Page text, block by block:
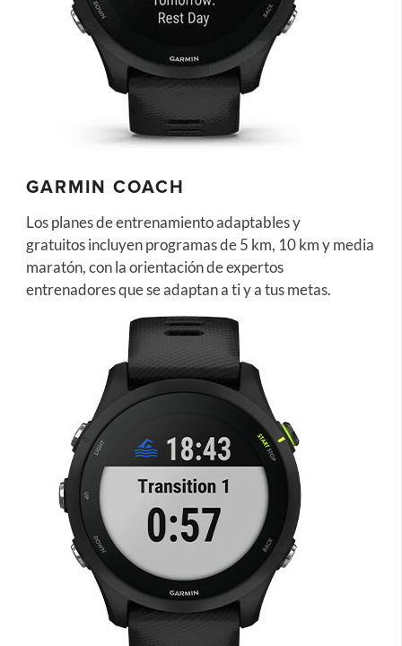
GARMIN COACH
Los planes de entrenamiento adaptables y
gratuitos incluyen programas de 5 km, 10 km y media
maratón, con la orientación de expertos
entrenadores que se adaptan a ti y a tus metas.